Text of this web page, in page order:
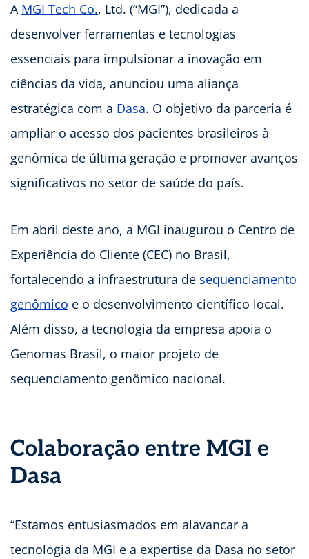
A MGI Tech Co., Ltd. (“MGI”), dedicada a
desenvolver ferramentas e tecnologias
essenciais para impulsionar a inovação em
ciências da vida, anunciou uma aliança
estratégica com a Dasa. O objetivo da parceria é
ampliar o acesso dos pacientes brasileiros à
genômica de última geração e promover avanços
significativos no setor de saúde do país.
Em abril deste ano, a MGI inaugurou o Centro de
Experiência do Cliente (CEC) no Brasil,
fortalecendo a infraestrutura de sequenciamento
genômico e o desenvolvimento científico local.
Além disso, a tecnologia da empresa apoia o
Genomas Brasil, o maior projeto de
sequenciamento genômico nacional.
Colaboração entre MGI e
Dasa
“Estamos entusiasmados em alavancar a
tecnologia da MGI e a expertise da Dasa no setor